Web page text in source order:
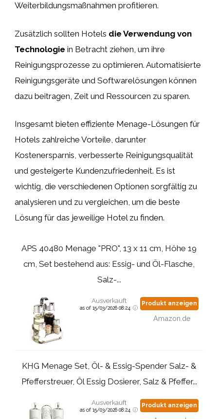
Weiterbildungsmaßnahmen profitieren.
Zusätzlich sollten Hotels die Verwendung von
Technologie in Betracht ziehen, um ihre
Reinigungsprozesse zu optimieren. Automatisierte
Reinigungsgeräte und Softwarelösungen können
dazu beitragen, Zeit und Ressourcen zu sparen.
Insgesamt bieten effiziente Menage-Lösungen für
Hotels zahlreiche Vorteile, darunter
Kostenersparnis, verbesserte Reinigungsqualität
und gesteigerte Kundenzufriedenheit. Es ist
wichtig, die verschiedenen Optionen sorgfältig zu
analysieren und zu vergleichen, um die beste
Lösung für das jeweilige Hotel zu finden.
APS 40480 Menage "PRO", 13 x 11 cm, Höhe 19
cm, Set bestehend aus: Essig- und Öl-Flasche,
Salz-...
Ausverkauft
as of 15/03/2026 08:24
Produkt anzeigen
Amazon.de
KHG Menage Set, Öl- & Essig-Spender Salz- &
Pfefferstreuer, Öl Essig Dosierer, Salz & Pfeffer...
Ausverkauft
as of 15/03/2026 08:24
Produkt anzeigen